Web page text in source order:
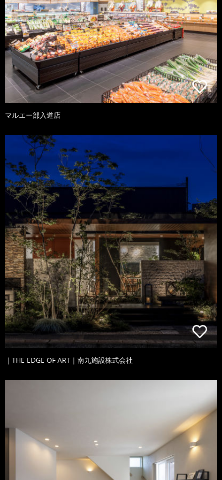
マルエー部入道店
｜THE EDGE OF ART｜南九施設株式会社